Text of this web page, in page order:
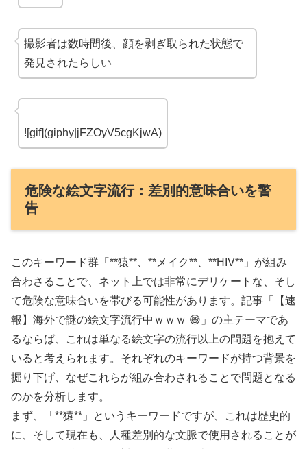
撮影者は数時間後、顔を剥ぎ取られた状態で
発見されたらしい
![gif](giphy|jFZOyV5cgKjwA)
危険な絵文字流行：差別的意味合いを警
告
このキーワード群「**猿**、**メイク**、**HIV**」が組み
合わさることで、ネット上では非常にデリケートな、そし
て危険な意味合いを帯びる可能性があります。記事「【速
報】海外で謎の絵文字流行中ｗｗｗ 😅」の主テーマであ
るならば、これは単なる絵文字の流行以上の問題を抱えて
いると考えられます。それぞれのキーワードが持つ背景を
掘り下げ、なぜこれらが組み合わされることで問題となる
のかを分析します。
まず、「**猿**」というキーワードですが、これは歴史的
に、そして現在も、人種差別的な文脈で使用されることが